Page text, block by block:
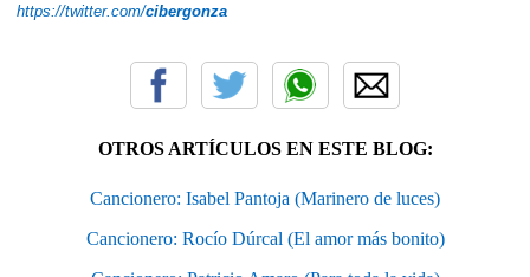
https://twitter.com/cibergonza
OTROS ARTÍCULOS EN ESTE BLOG:
Cancionero: Isabel Pantoja (Marinero de luces)
Cancionero: Rocío Dúrcal (El amor más bonito)